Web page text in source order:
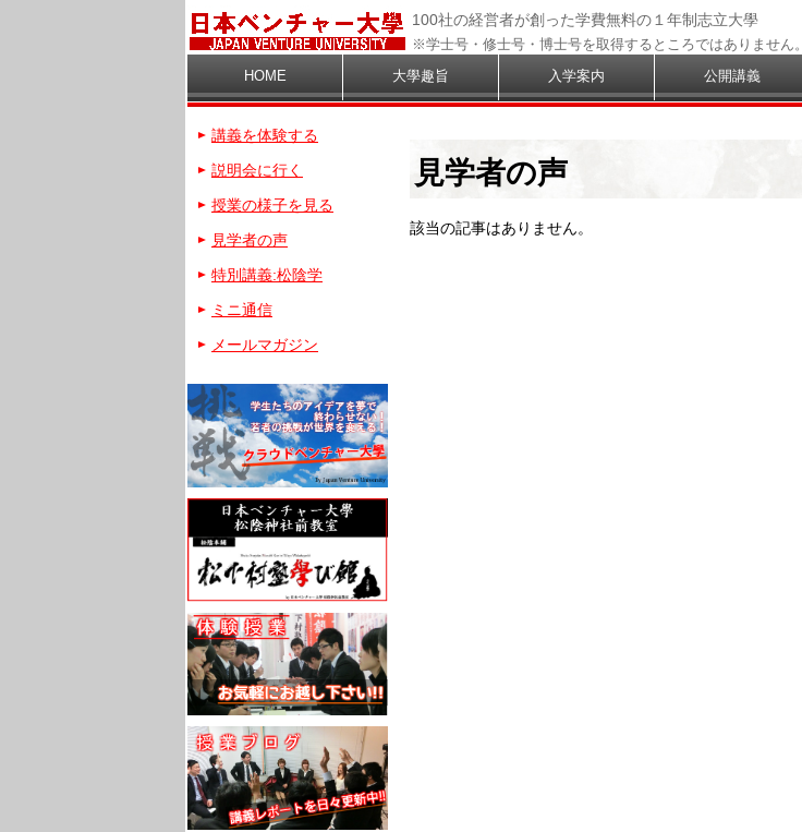
100社の経営者が創った学費無料の１年制志立大學
※学士号・修士号・博士号を取得するところではありません。
HOME 大學趣旨 入学案内 公開講義
見学者の声
該当の記事はありません。
講義を体験する
説明会に行く
授業の様子を見る
見学者の声
特別講義:松陰学
ミニ通信
メールマガジン